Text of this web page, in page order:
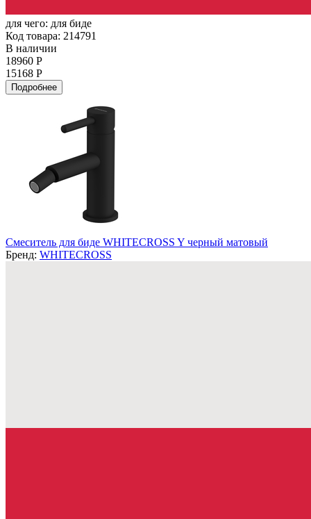
для чего: для биде
Код товара: 214791
В наличии
18960 Р
15168 Р
Подробнее
Смеситель для биде WHITECROSS Y черный матовый
Бренд: WHITECROSS